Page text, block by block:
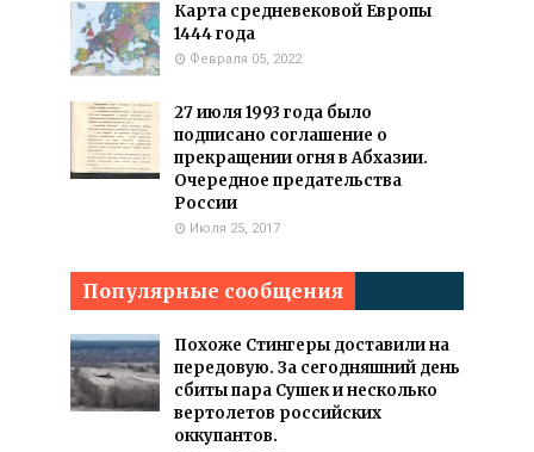
Карта средневековой Европы
1444 года
Февраля 05, 2022
27 июля 1993 года было
подписано соглашение о
прекращении огня в Абхазии.
Очередное предательства
России
Июля 25, 2017
Популярные сообщения
Похоже Стингеры доставили на
передовую. За сегодняшний день
сбиты пара Сушек и несколько
вертолетов российских
оккупантов.